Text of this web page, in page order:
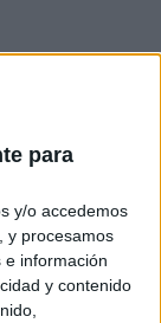
para
y/o accedemos
y procesamos
e información
y contenido